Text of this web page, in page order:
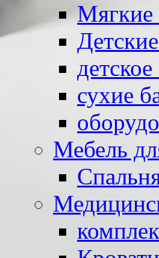
Мягкие
сухие
Мебель